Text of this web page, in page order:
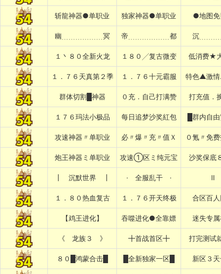
斩龍神器●单职业 独家神器●单职业 ●地图
幽﹍﹍﹍﹍﹍﹍冥 帝﹍﹍﹍﹍﹍﹍都 沉
１丶８０全新火龙 １８０╱复古微变 低消费★
１．７６天真第２季 １．７６十元霸服 特色▲激
群体切割█神器 ０充．自己打满赞 打充值．
１７６玛法小极品 每日追梦沙奖紅包 █群内自
攻速神器〃单职业 必〃爆〃充〃值Ｘ ０氪〃免
炮王神器ミ单职业 攻速①区ミ纯元宝 沙奖保底
┃ 沉默世界 ┃ · 全服乱干 · Ⅱ
１．８０热血复古 １．７６开天终极 合区百
【鸡王进化】 吞噬进化●全靠嫖 迷失专
《 龙族３ 》 ╋首战首区╋ 打完测试
８０█鸿蒙合击█ █全新独家一区█ 新区３